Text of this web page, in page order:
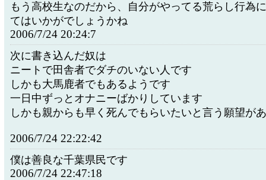
もう高校生なのだから、自分がやってる荒らし行為
てはいかがでしょうかね
2006/7/24 20:24:7
次に書き込んだ奴は
ニートで田舎者でダチのいない人です
しかも大馬鹿者でもあるようです
一日中ずっとオナニーばかりしています
しかも親からも早く死んでもらいたいと言う願望が
2006/7/24 22:22:42
僕は善良な千葉県民です
2006/7/24 22:47:18